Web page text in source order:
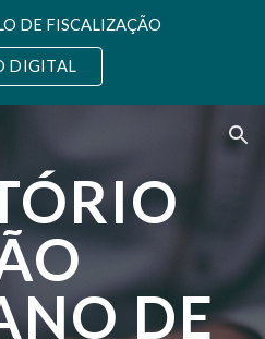
Skip to navigation
DE FISCALIZAÇÃO
DIGITAL
DE